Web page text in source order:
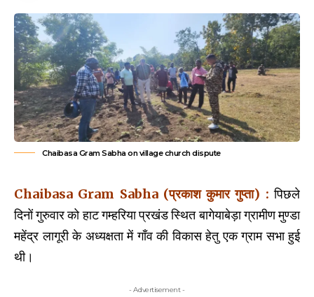
Chaibasa Gram Sabha on village church dispute
Chaibasa Gram Sabha (प्रकाश कुमार गुप्ता) : पिछले
दिनों गुरुवार को हाट गम्हरिया प्रखंड स्थित बागेयाबेड़ा ग्रामीण मुण्डा
महेंद्र लागूरी के अध्यक्षता में गाँव की विकास हेतु एक ग्राम सभा हुई
थी।
- Advertisement -